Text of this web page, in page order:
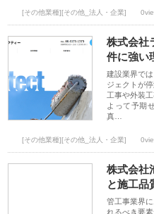
[その他業種][その他_法人・企業]
株式会社
件に強い
建設業界で
ジェクトが
工事や外装
よって予期
真…
[その他業種][その他_法人・企業]
株式会社
と施工品
管工事業界
れるべき要